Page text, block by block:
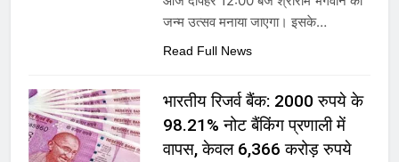
जन्म उत्सव मनाया जाएगा। इसके…
Read Full News
भारतीय रिजर्व बैंक: 2000 रुपये के
98.21% नोट बैंकिंग प्रणाली में
वापस, केवल 6,366 करोड़ रुपये